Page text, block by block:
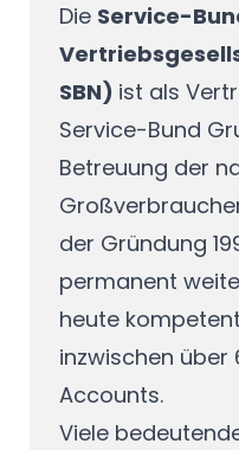
Die Service-
SBN) ist als
Service-Bund
Betreuung der
der Gründung
permanent
heute
inzwischen über
Accounts.
Viele